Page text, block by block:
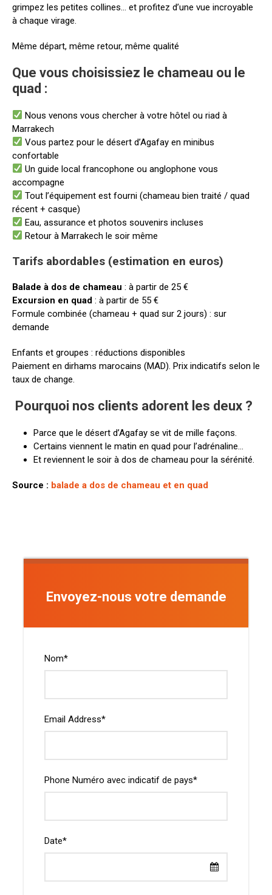
Envoyez-nous votre demande
Nom*
Email Address*
Phone Numéro avec indicatif de pays*
Date*
grimpez les petites collines… et profitez d’une vue incroyable
à chaque virage.
Même départ, même retour, même qualité
Que vous choisissiez le chameau ou le
quad :
Nous venons vous chercher à votre hôtel ou riad à
Marrakech
Vous partez pour le désert d’Agafay en minibus
confortable
Un guide local francophone ou anglophone vous
accompagne
Tout l’équipement est fourni (chameau bien traité / quad
récent + casque)
Eau, assurance et photos souvenirs incluses
Retour à Marrakech le soir même
Tarifs abordables (estimation en euros)
Balade à dos de chameau : à partir de 25 €
Excursion en quad : à partir de 55 €
Formule combinée (chameau + quad sur 2 jours) : sur
demande
Enfants et groupes : réductions disponibles
Paiement en dirhams marocains (MAD). Prix indicatifs selon le
taux de change.
Pourquoi nos clients adorent les deux ?
Parce que le désert d’Agafay se vit de mille façons.
Certains viennent le matin en quad pour l’adrénaline…
Et reviennent le soir à dos de chameau pour la sérénité.
Source : balade a dos de chameau et en quad